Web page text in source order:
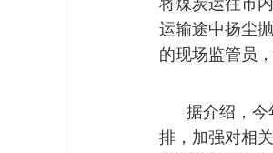
将煤炭运往市
运输途中扬尘
的现场监管员
据介绍，
排，加强对相